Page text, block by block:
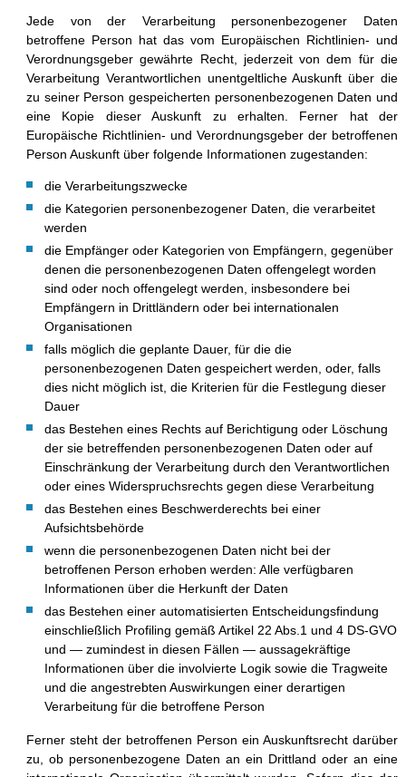
Jede von der Verarbeitung personenbezogener Daten
betroffene Person hat das vom Europäischen Richtlinien- und
Verordnungsgeber gewährte Recht, jederzeit von dem für die
Verarbeitung Verantwortlichen unentgeltliche Auskunft über die
zu seiner Person gespeicherten personenbezogenen Daten und
eine Kopie dieser Auskunft zu erhalten. Ferner hat der
Europäische Richtlinien- und Verordnungsgeber der betroffenen
Person Auskunft über folgende Informationen zugestanden:
die Verarbeitungszwecke
die Kategorien personenbezogener Daten, die verarbeitet
werden
die Empfänger oder Kategorien von Empfängern, gegenüber
denen die personenbezogenen Daten offengelegt worden
sind oder noch offengelegt werden, insbesondere bei
Empfängern in Drittländern oder bei internationalen
Organisationen
falls möglich die geplante Dauer, für die die
personenbezogenen Daten gespeichert werden, oder, falls
dies nicht möglich ist, die Kriterien für die Festlegung dieser
Dauer
das Bestehen eines Rechts auf Berichtigung oder Löschung
der sie betreffenden personenbezogenen Daten oder auf
Einschränkung der Verarbeitung durch den Verantwortlichen
oder eines Widerspruchsrechts gegen diese Verarbeitung
das Bestehen eines Beschwerderechts bei einer
Aufsichtsbehörde
wenn die personenbezogenen Daten nicht bei der
betroffenen Person erhoben werden: Alle verfügbaren
Informationen über die Herkunft der Daten
das Bestehen einer automatisierten Entscheidungsfindung
einschließlich Profiling gemäß Artikel 22 Abs.1 und 4 DS-GVO
und — zumindest in diesen Fällen — aussagekräftige
Informationen über die involvierte Logik sowie die Tragweite
und die angestrebten Auswirkungen einer derartigen
Verarbeitung für die betroffene Person
Ferner steht der betroffenen Person ein Auskunftsrecht darüber
zu, ob personenbezogene Daten an ein Drittland oder an eine